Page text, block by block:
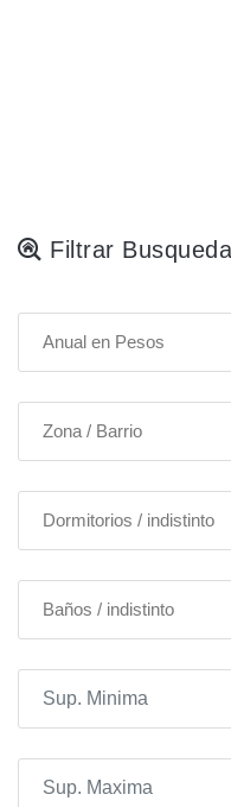
Filtrar Busqueda
Anual en Pesos
Zona / Barrio
Dormitorios / indistinto
Baños / indistinto